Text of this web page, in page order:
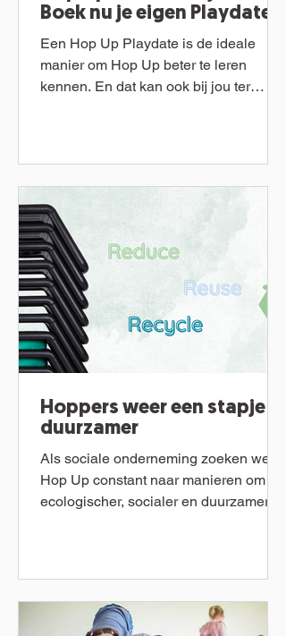
Boek nu je eigen Playdate
Een Hop Up Playdate is de ideale
manier om Hop Up beter te leren
kennen. En dat kan ook bij jou ter
Hoppers weer een stapje
duurzamer
Als sociale onderneming zoeken we bij
Hop Up constant naar manieren om
ecologischer, socialer en duurzamer te